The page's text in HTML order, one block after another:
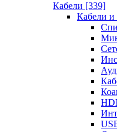
Кабели [339]
Кабели и